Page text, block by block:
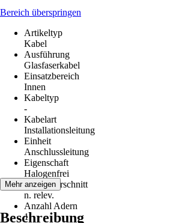
Bereich überspringen
Artikeltyp
Kabel
Ausführung
Glasfaserkabel
Einsatzbereich
Innen
Kabeltyp
-
Kabelart
Installationsleitung
Einheit
Anschlussleitung
Eigenschaft
Halogenfrei
Leiterquerschnitt
n. relev.
Anzahl Adern
1
Mehr anzeigen
Beschreibung